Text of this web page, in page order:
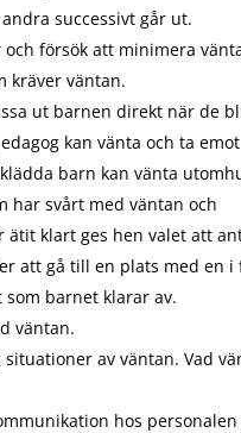
successivt går ut.
försök att minimera
kräver väntan.
ut barnen direkt när de
kan vänta och ta emot
barn kan vänta
har svårt med väntan och
ätit klart ges hen valet att
att gå till en plats med en i
barnet klarar av.
väntan.
av väntan. Vad
hos